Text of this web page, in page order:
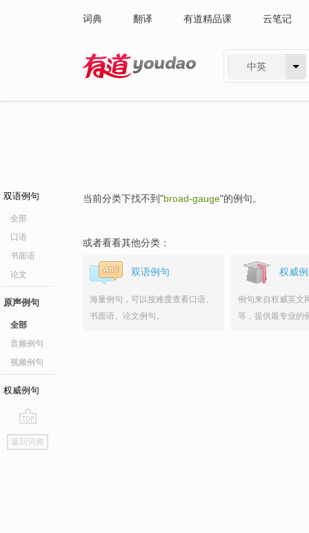
词典 翻译 有道精品课 云笔记
中英
双语例句
全部
口语
书面语
论文
原声例句
全部
音频例句
视频例句
权威例句
go
top
返回词典
当前分类下找不到"broad-gauge"的例句。
或者看看其他分类：
双语例句
海量例句，可以按难度查看口语、
书面语、论文例句。
权威
例句来自权威英文
等，提供最专业的